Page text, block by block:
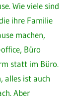
Wie viele sind
ihre Familie
machen,
Büro
statt im Büro.
alles ist auch
Aber